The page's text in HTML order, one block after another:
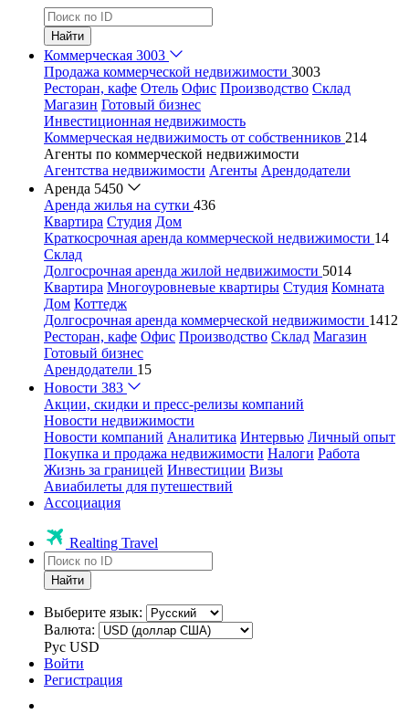
Найти
Коммерческая 3003
Продажа коммерческой недвижимости 3003
Ресторан, кафе Отель Офис Производство Склад
Магазин Готовый бизнес
Инвестиционная недвижимость
Коммерческая недвижимость от собственников 214
Агенты по коммерческой недвижимости
Агентства недвижимости Агенты Арендодатели
Аренда 5450
Аренда жилья на сутки 436
Квартира Студия Дом
Краткосрочная аренда коммерческой недвижимости 14
Склад
Долгосрочная аренда жилой недвижимости 5014
Квартира Многоуровневые квартиры Студия Комната
Дом Коттедж
Долгосрочная аренда коммерческой недвижимости 1412
Ресторан, кафе Офис Производство Склад Магазин
Готовый бизнес
Арендодатели 15
Новости 383
Акции, скидки и пресс-релизы компаний
Новости недвижимости
Новости компаний Аналитика Интервью Личный опыт
Покупка и продажа недвижимости Налоги Работа
Жизнь за границей Инвестиции Визы
Авиабилеты для путешествий
Ассоциация
Realting Travel
Найти
Выберите язык:
Валюта:
Рус USD
Войти
Регистрация